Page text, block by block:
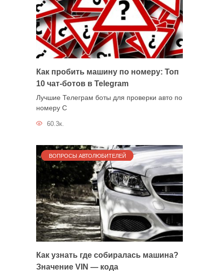
Как пробить машину по номеру: Топ
10 чат-ботов в Telegram
Лучшие Телеграм боты для проверки авто по
номеру С
60.3к.
ВОПРОСЫ АВТОЛЮБИТЕЛЕЙ
Как узнать где собиралась машина?
Значение VIN — кода